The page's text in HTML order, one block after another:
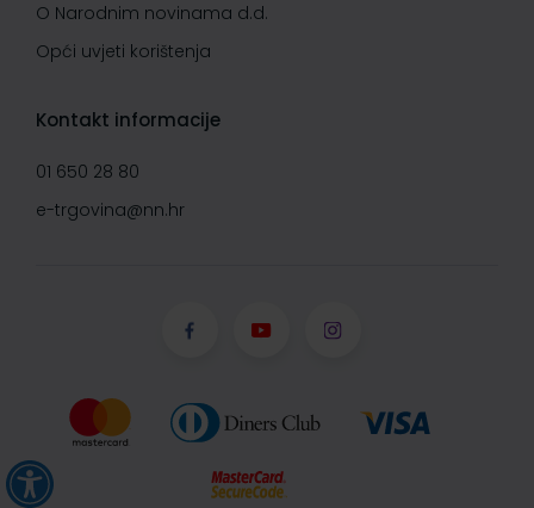
O Narodnim novinama d.d.
Opći uvjeti korištenja
Kontakt informacije
01 650 28 80
e-trgovina@nn.hr